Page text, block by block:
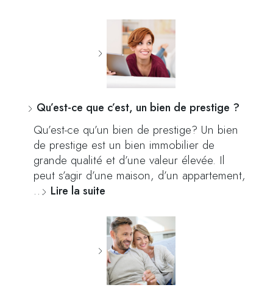
Qu’est-ce que c’est, un bien de prestige ?
Qu’est-ce qu’un bien de prestige? Un bien
de prestige est un bien immobilier de
grande qualité et d’une valeur élevée. Il
peut s’agir d’une maison, d’un appartement,
… Lire la suite